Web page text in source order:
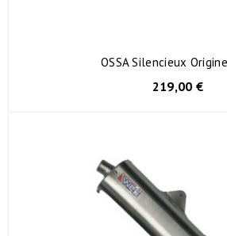
OSSA Silencieux
219,00 €